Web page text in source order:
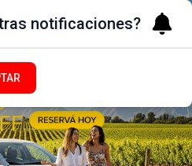
notificaciones?